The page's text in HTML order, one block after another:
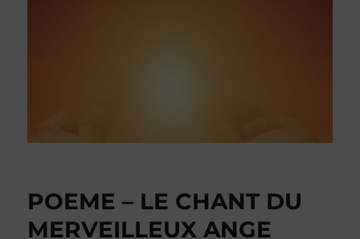
POEME – LE CHANT DU
MERVEILLEUX ANGE